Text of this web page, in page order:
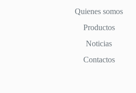
Quienes somos
Productos
Noticias
Contactos